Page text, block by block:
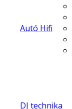
Autó Hifi
DJ technika